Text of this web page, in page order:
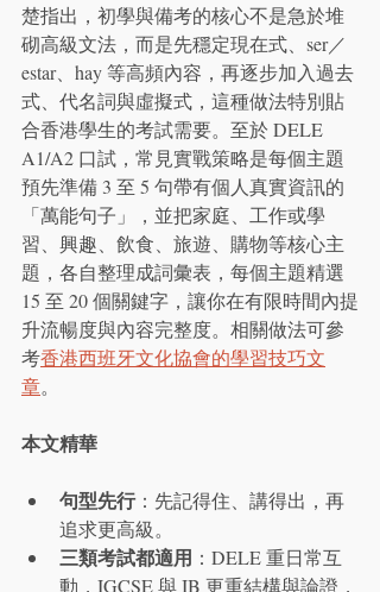
楚指出，初學與備考的核心不是急於堆
砌高級文法，而是先穩定現在式、ser／
estar、hay 等高頻內容，再逐步加入過去
式、代名詞與虛擬式，這種做法特別貼
合香港學生的考試需要。至於 DELE
A1/A2 口試，常見實戰策略是每個主題
預先準備 3 至 5 句帶有個人真實資訊的
「萬能句子」，並把家庭、工作或學
習、興趣、飲食、旅遊、購物等核心主
題，各自整理成詞彙表，每個主題精選
15 至 20 個關鍵字，讓你在有限時間內提
升流暢度與內容完整度。相關做法可參
考香港西班牙文化協會的學習技巧文
章。
本文精華
句型先行：先記得住、講得出，再
追求更高級。
三類考試都適用 ：DELE 重日常互
動，IGCSE 與 IB 更重結構與論證，